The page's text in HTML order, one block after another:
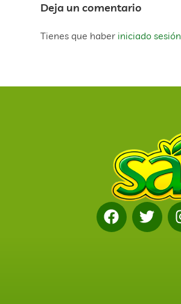
Deja un comentario
Tienes que haber iniciado sesión